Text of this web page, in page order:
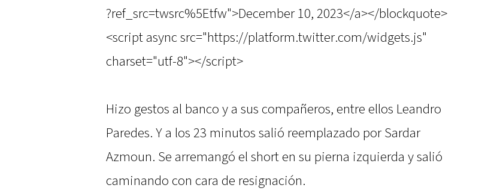
?ref_src=twsrc%5Etfw">December 10, 2023</a></blockquote>
<script async src="https://platform.twitter.com/widgets.js"
charset="utf-8"></script>
Hizo gestos al banco y a sus compañeros, entre ellos Leandro
Paredes. Y a los 23 minutos salió reemplazado por Sardar
Azmoun. Se arremangó el short en su pierna izquierda y salió
caminando con cara de resignación.